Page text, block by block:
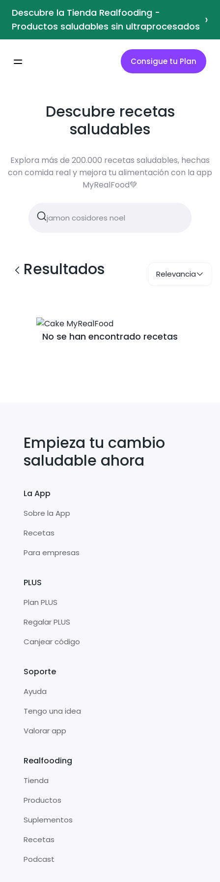
Descubre la Tienda Realfooding -
Productos saludables sin ultraprocesados ›
Consigue tu Plan
Descubre recetas
saludables
Explora más de 200.000 recetas saludables, hechas
con comida real y mejora tu alimentación con la app
MyRealFood💚
Resultados Relevancia
No se han encontrado recetas
Empieza tu cambio
saludable ahora
La App
Sobre la App
Recetas
Para empresas
PLUS
Plan PLUS
Regalar PLUS
Canjear código
Soporte
Ayuda
Tengo una idea
Valorar app
Realfooding
Tienda
Productos
Suplementos
Recetas
Podcast